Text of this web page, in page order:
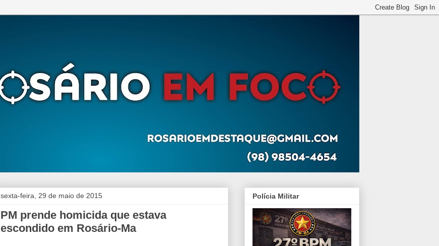
sexta-feira, 29 de maio de 2015
PM prende homicida que estava
escondido em Rosário-Ma
Polícia Militar